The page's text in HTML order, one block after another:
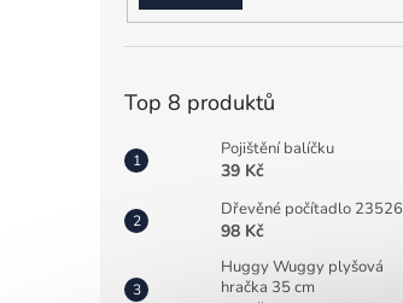
Top 8 produktů
Pojištění balíčku
39 Kč
Dřevěné počítadlo 23526
98 Kč
Huggy Wuggy plyšová
hračka 35 cm